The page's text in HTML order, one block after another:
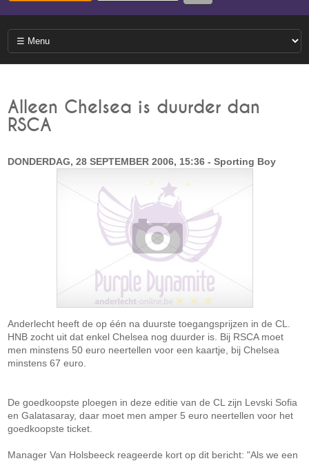
Alleen Chelsea is duurder dan
RSCA
DONDERDAG, 28 SEPTEMBER 2006, 15:36 - Sporting Boy
Anderlecht heeft de op één na duurste toegangsprijzen in de CL.
HNB zocht uit dat enkel Chelsea nog duurder is. Bij RSCA moet
men minstens 50 euro neertellen voor een kaartje, bij Chelsea
minstens 67 euro.
De goedkoopste ploegen in deze editie van de CL zijn Levski Sofia
en Galatasaray, daar moet men amper 5 euro neertellen voor het
goedkoopste ticket.
Manager Van Holsbeeck reageerde kort op dit bericht: "Als we een